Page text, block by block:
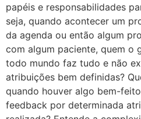
papéis e responsabilidades
seja, quando acontecer um
da agenda ou então algum
com algum paciente, quem o
todo mundo faz tudo e não
atribuições bem definidas?
quando houver algo bem-
feedback por determinada